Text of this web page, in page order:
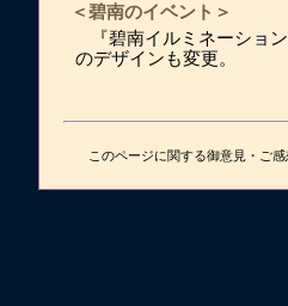
＜碧南のイベント＞
『碧南イルミネーショ
のデザインも変更。
このページに関する御意見・ご